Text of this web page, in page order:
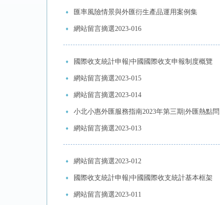
匯率風險情景與外匯衍生產品運用案例集
網站留言摘選2023-016
國際收支統計申報|中國國際收支申報制度概覽
網站留言摘選2023-015
網站留言摘選2023-014
小北小惠外匯服務指南2023年第三期|外匯熱點
網站留言摘選2023-013
網站留言摘選2023-012
國際收支統計申報|中國國際收支統計基本框架
網站留言摘選2023-011